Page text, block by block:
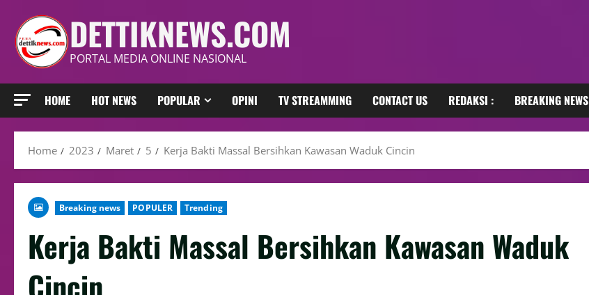
DETTIKNEWS.COM
PORTAL MEDIA ONLINE NASIONAL
HOME HOT NEWS POPULAR OPINI TV STREAMMING CONTACT US REDAKSI : BREAKING NEWS
Home 2023 Maret 5 Kerja Bakti Massal Bersihkan Kawasan Waduk Cincin
Breaking news POPULER Trending
Kerja Bakti Massal Bersihkan Kawasan Waduk
Cincin